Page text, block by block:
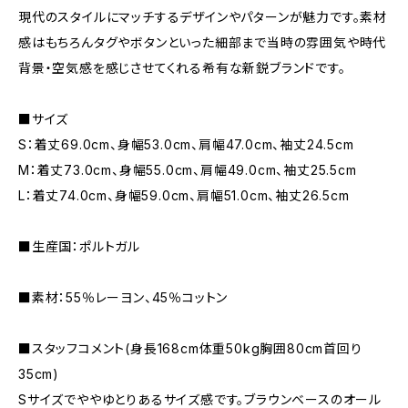
現代のスタイルにマッチするデザインやパターンが魅力です。素材
感はもちろんタグやボタンといった細部まで当時の雰囲気や時代
背景・空気感を感じさせてくれる希有な新鋭ブランドです。
■サイズ
S：着丈69.0cm、身幅53.0cm、肩幅47.0cm、袖丈24.5cm
M：着丈73.0cm、身幅55.0cm、肩幅49.0cm、袖丈25.5cm
L：着丈74.0cm、身幅59.0cm、肩幅51.0cm、袖丈26.5cm
■生産国：ポルトガル
■素材：55％レーヨン、45％コットン
■スタッフコメント(身長168cm体重50kg胸囲80cm首回り
35cm)
Sサイズでややゆとりあるサイズ感です。ブラウンベースのオール